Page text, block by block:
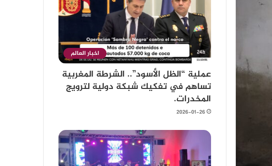
اخبار العالم
عملية “الظل الأسود”.. الشرطة المغربية
تساهم في تفكيك شبكة دولية لترويج
المخدرات.
2026-01-26